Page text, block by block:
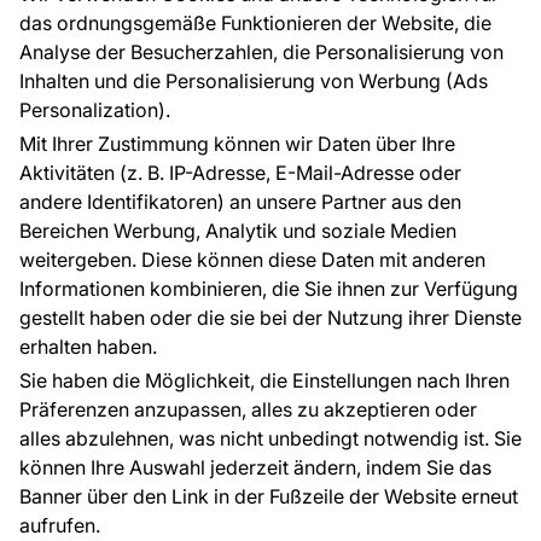
das ordnungsgemäße Funktionieren der Website, die
Analyse der Besucherzahlen, die Personalisierung von
Inhalten und die Personalisierung von Werbung (Ads
Personalization).
Mit Ihrer Zustimmung können wir Daten über Ihre
Aktivitäten (z. B. IP-Adresse, E-Mail-Adresse oder
andere Identifikatoren) an unsere Partner aus den
Bereichen Werbung, Analytik und soziale Medien
weitergeben. Diese können diese Daten mit anderen
Informationen kombinieren, die Sie ihnen zur Verfügung
gestellt haben oder die sie bei der Nutzung ihrer Dienste
erhalten haben.
Sie haben die Möglichkeit, die Einstellungen nach Ihren
Präferenzen anzupassen, alles zu akzeptieren oder
alles abzulehnen, was nicht unbedingt notwendig ist. Sie
können Ihre Auswahl jederzeit ändern, indem Sie das
Banner über den Link in der Fußzeile der Website erneut
aufrufen.
Raumvisualisierung
Tapetenmuster
FÜR SIE
Blog
EU-Projekte
Ratschläge und Tipps
FAQ
ÜBER DAS UNTERNEHMEN
Kontakt
Haben Sie Fragen? Wir helfen Ihnen gerne weiter
und beraten Sie persönlich.
+49 781 95633072
service@tapeteneshop.de
Zahlungsarten: